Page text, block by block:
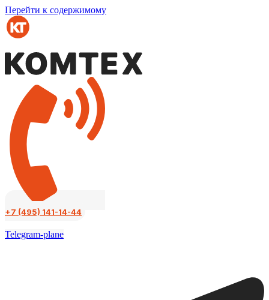
Перейти к содержимому
+7 (495) 141-14-44
Telegram-plane